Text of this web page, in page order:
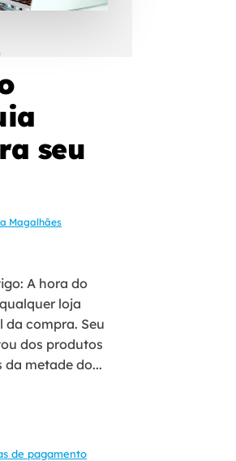
seu
Magalhães
A hora do
loja
compra. Seu
dos produtos
metade do...
de pagamento